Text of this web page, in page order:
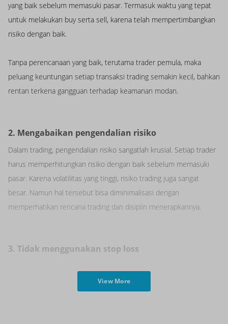
yang baik sebelum memasuki pasar. Termasuk waktu yang tepat
untuk melakukan buy serta sell, karena telah mempertimbangkan
risiko dengan baik.
Tanpa perencanaan yang baik, terutama trader pemula, maka
peluang keuntungan setiap transaksi trading semakin kecil, bahkan
rentan terkena gangguan terhadap keamanan modan.
2. Mengabaikan pengendalian risiko
Dalam trading, pengendalian risiko sangatlah krusial. Setiap trader
harus memperhitungkan risiko dengan baik sebelum memasuki
pasar. Karena volatilitas yang tinggi, risiko trading juga sangat
besar. Namun hal tersebut bisa diminimalisasi dengan
memperhatikan rencana trading dan disiplin menerapkannya.
3. Tidak menggunakan stop loss
View More